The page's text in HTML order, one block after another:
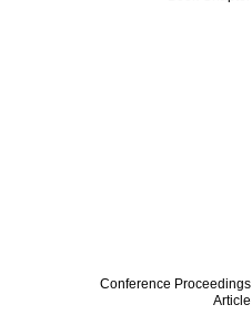
Conference Proceedings
Article